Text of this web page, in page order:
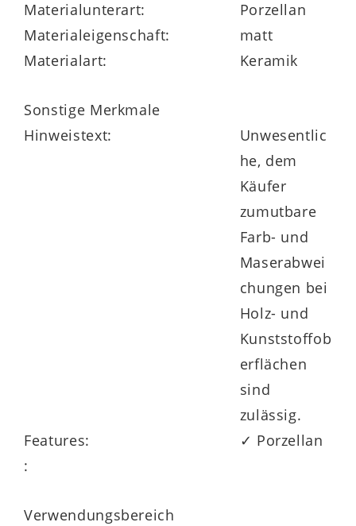
Materialunterart:
Porzellan
Materialeigenschaft:
matt
Materialart:
Keramik
Sonstige Merkmale
Hinweistext:
Unwesentlic
he, dem
Käufer
zumutbare
Farb- und
Maserabwei
chungen bei
Holz- und
Kunststoffob
erflächen
sind
zulässig.
Features:
✓ Porzellan
:
Verwendungsbereich